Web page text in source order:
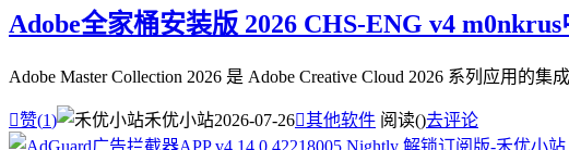
Adobe全家桶安装版 2026 CHS-ENG v4
Adobe Master Collection 2026 是 Adobe Creative Cloud 2026 系列应用
赞(1) 禾优小站2026-07-26其他软件 阅读()去评论